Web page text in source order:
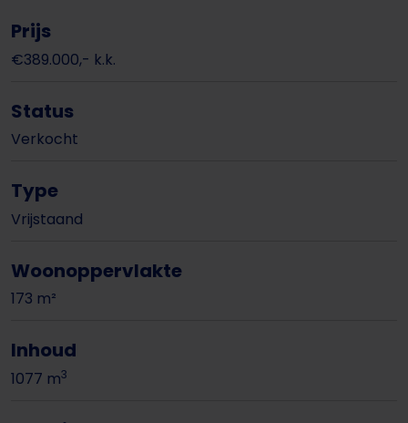
Prijs
€389.000,- k.k.
Status
Verkocht
Type
Vrijstaand
Woonoppervlakte
173 m²
Inhoud
1077 m3